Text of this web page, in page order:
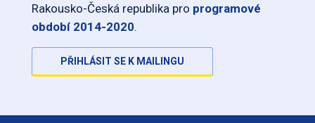
Rakousko-Česká republika pro programové
období 2014-2020.
PŘIHLÁSIT SE K MAILINGU